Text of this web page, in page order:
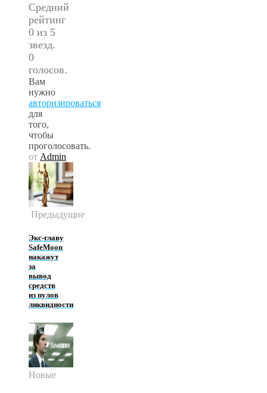
Средний
рейтинг
0 из 5
звезд.
0
голосов.
Вам
нужно
авторизироваться
для
того,
чтобы
проголосовать.
от Admin
Предыдущие
Экс‑главу
SafeMoon
накажут
за
вывод
средств
из пулов
ликвидности
Новые